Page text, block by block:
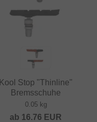
Kool Stop "Thinline"
Bremsschuhe
0.05 kg
ab 16.76 EUR